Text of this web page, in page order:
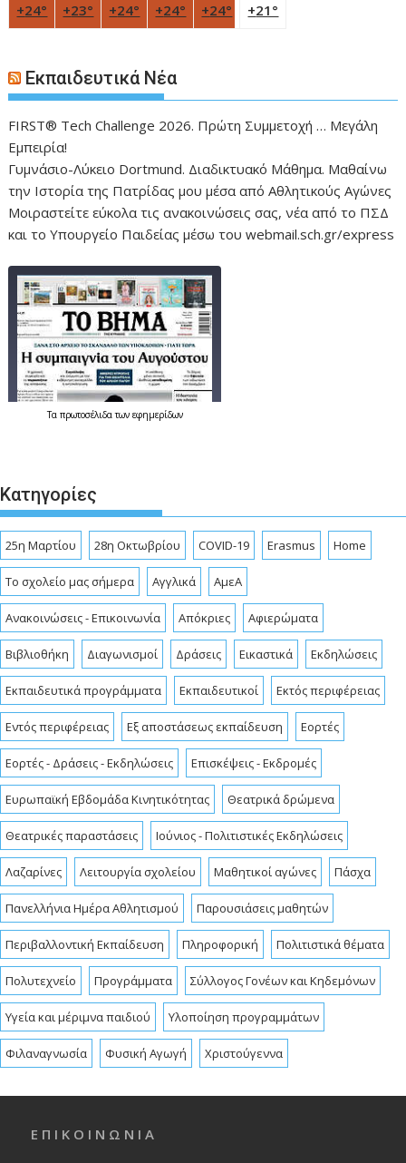
+24° +23° +24° +24° +24° +21°
Εκπαιδευτικά Νέα
FIRST® Tech Challenge 2026. Πρώτη Συμμετοχή … Μεγάλη
Εμπειρία!
Γυμνάσιο-Λύκειο Dortmund. Διαδικτυακό Μάθημα. Μαθαίνω
την Ιστορία της Πατρίδας μου μέσα από Αθλητικούς Αγώνες
Μοιραστείτε εύκολα τις ανακοινώσεις σας, νέα από το ΠΣΔ
και το Υπουργείο Παιδείας μέσω του webmail.sch.gr/express
Τα πρωτοσέλιδα των εφημερίδων
Κατηγορίες
25η Μαρτίου 28η Οκτωβρίου COVID-19 Erasmus Home
To σχολείο μας σήμερα Αγγλικά ΑμεΑ
Ανακοινώσεις - Επικοινωνία Απόκριες Αφιερώματα
Βιβλιοθήκη Διαγωνισμοί Δράσεις Εικαστικά Εκδηλώσεις
Εκπαιδευτικά προγράμματα Εκπαιδευτικοί Εκτός περιφέρειας
Εντός περιφέρειας Εξ αποστάσεως εκπαίδευση Εορτές
Εορτές - Δράσεις - Εκδηλώσεις Επισκέψεις - Εκδρομές
Ευρωπαϊκή Εβδομάδα Κινητικότητας Θεατρικά δρώμενα
Θεατρικές παραστάσεις Ιούνιος - Πολιτιστικές Εκδηλώσεις
Λαζαρίνες Λειτουργία σχολείου Μαθητικοί αγώνες Πάσχα
Πανελλήνια Ημέρα Αθλητισμού Παρουσιάσεις μαθητών
Περιβαλλοντική Εκπαίδευση Πληροφορική Πολιτιστικά θέματα
Πολυτεχνείο Προγράμματα Σύλλογος Γονέων και Κηδεμόνων
Υγεία και μέριμνα παιδιού Υλοποίηση προγραμμάτων
Φιλαναγνωσία Φυσική Αγωγή Χριστούγεννα
Ε Π Ι Κ Ο Ι Ν Ω Ν Ι Α